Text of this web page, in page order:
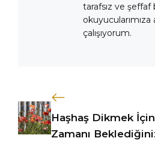
tarafsız ve şeffaf
çalışıyorum.
Haşhaş Dikmek
Zamanı